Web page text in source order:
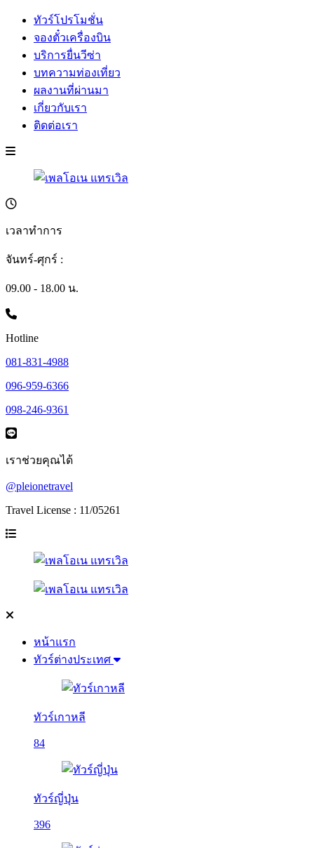
ทัวร์โปรโมชั่น
จองตั๋วเครื่องบิน
บริการยื่นวีซ่า
บทความท่องเที่ยว
ผลงานที่ผ่านมา
เกี่ยวกับเรา
ติดต่อเรา
เวลาทำการ
จันทร์-ศุกร์ :
09.00 - 18.00 น.
Hotline
081-831-4988
096-959-6366
098-246-9361
เราช่วยคุณได้
@pleionetravel
Travel License : 11/05261
หน้าแรก
ทัวร์ต่างประเทศ
ทัวร์เกาหลี
84
ทัวร์ญี่ปุ่น
396